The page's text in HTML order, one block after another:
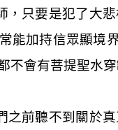
，只要是犯了大
能加持信眾顯境
不會有菩提聖水
之前聽不到關於